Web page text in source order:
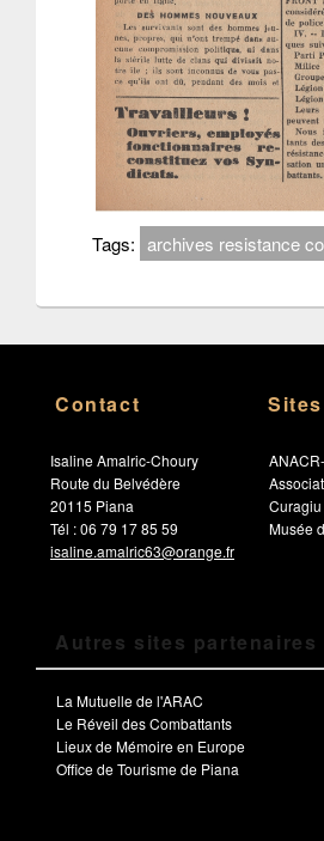
Tags: archives resistance
Contact
Isaline Amalric-Choury
Route du Belvédère
20115 Piana
Tél : 06 79 17 85 59
isaline.amalric63@orange.fr
Curagiu
Musée
Autres sites partenaires
La Mutuelle de l'ARAC
Le Réveil des Combattants
Lieux de Mémoire en Europe
Office de Tourisme de Piana